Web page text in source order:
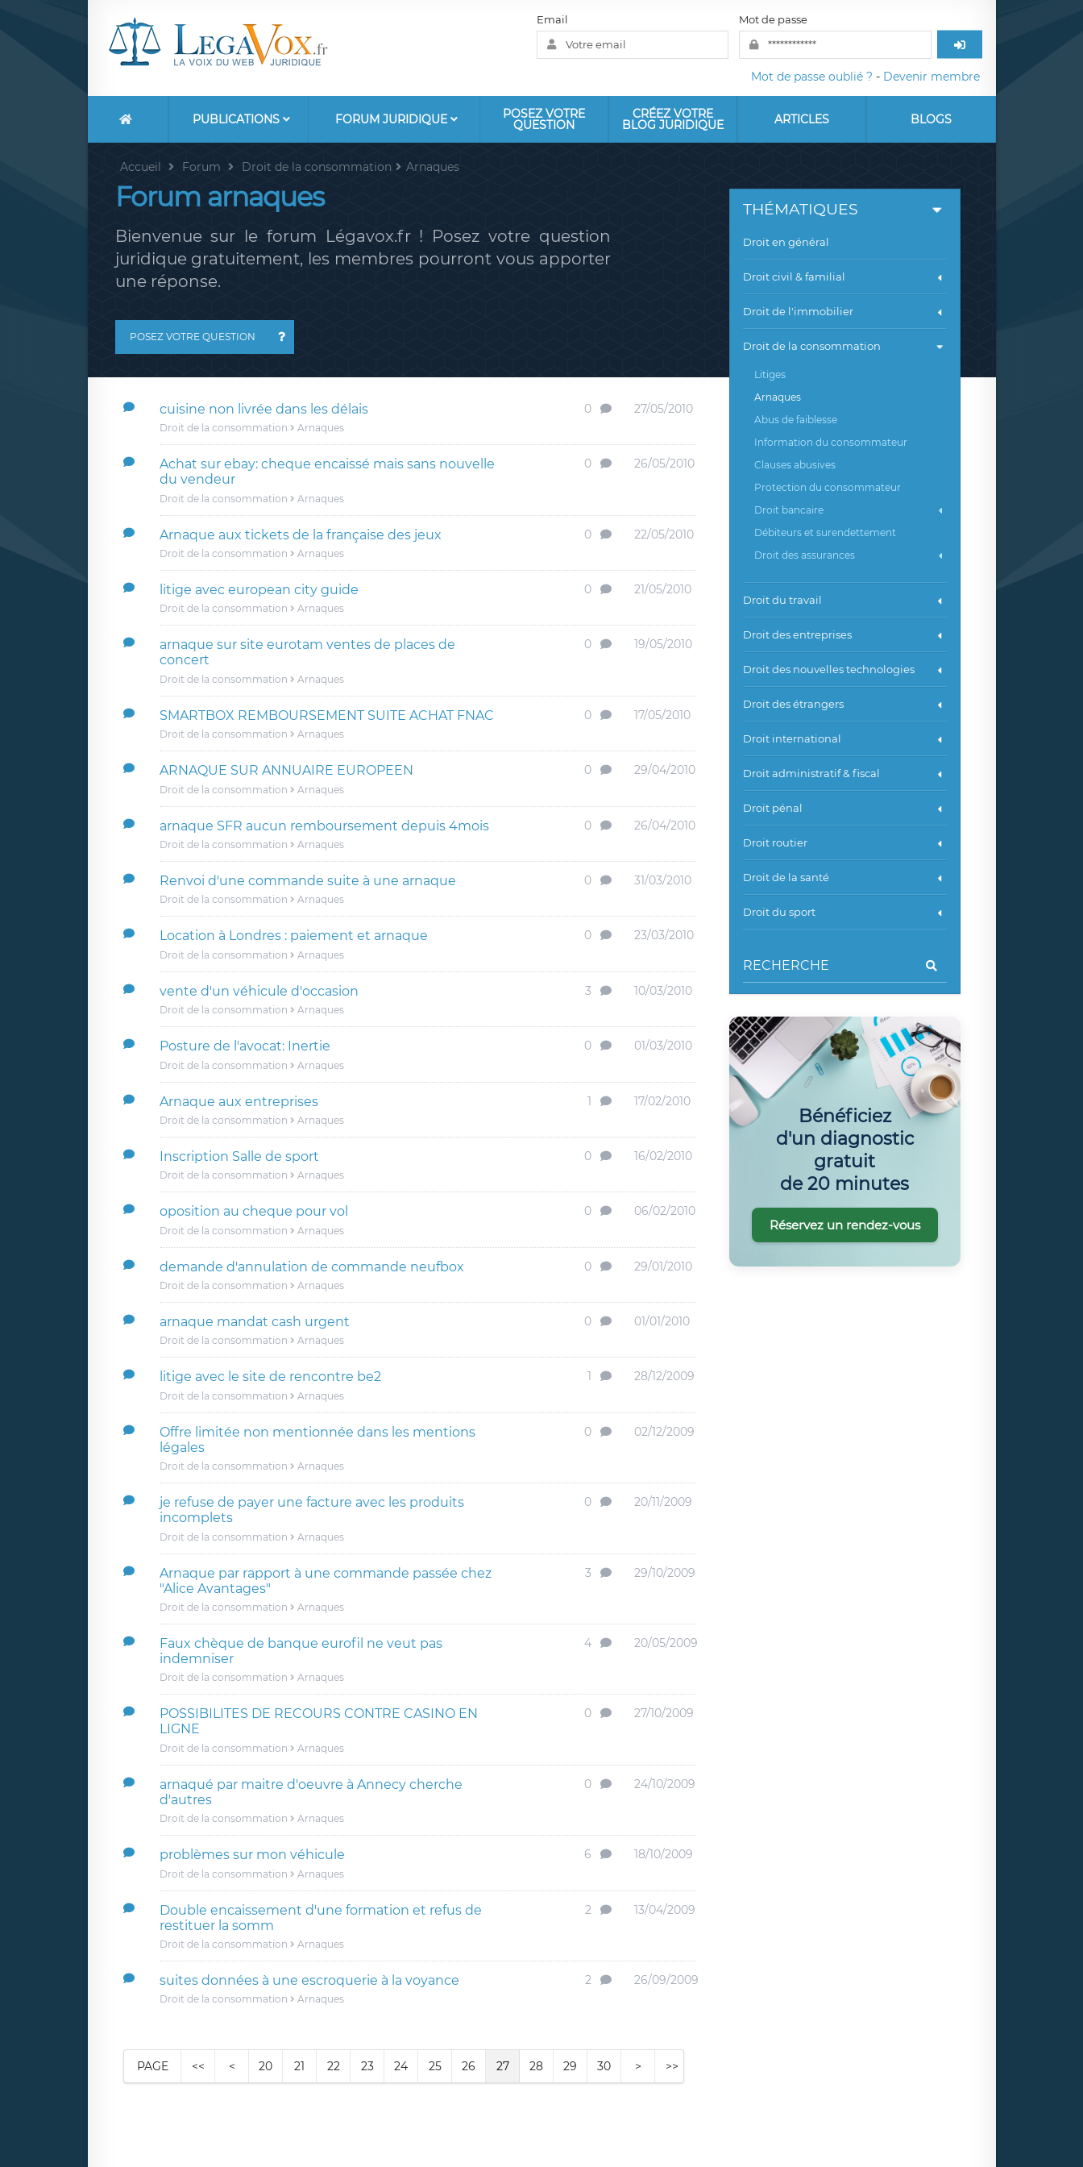
Email Mot de passe
Mot de passe oublié ? - Devenir membre
PUBLICATIONS FORUM JURIDIQUE POSEZ VOTRE
QUESTION
CRÉEZ VOTRE
BLOG JURIDIQUE ARTICLES BLOGS
Accueil Forum Droit de la consommation Arnaques
Forum arnaques
Bienvenue sur le forum Légavox.fr ! Posez votre question
juridique gratuitement, les membres pourront vous apporter
une réponse.
POSEZ VOTRE QUESTION
cuisine non livrée dans les délais
Droit de la consommation Arnaques
0 27/05/2010
Achat sur ebay: cheque encaissé mais sans nouvelle
du vendeur
Droit de la consommation Arnaques
0 26/05/2010
Arnaque aux tickets de la française des jeux
Droit de la consommation Arnaques
0 22/05/2010
litige avec european city guide
Droit de la consommation Arnaques
0 21/05/2010
arnaque sur site eurotam ventes de places de
concert
Droit de la consommation Arnaques
0 19/05/2010
SMARTBOX REMBOURSEMENT SUITE ACHAT FNAC
Droit de la consommation Arnaques
0 17/05/2010
ARNAQUE SUR ANNUAIRE EUROPEEN
Droit de la consommation Arnaques
0 29/04/2010
arnaque SFR aucun remboursement depuis 4mois
Droit de la consommation Arnaques
0 26/04/2010
Renvoi d'une commande suite à une arnaque
Droit de la consommation Arnaques
0 31/03/2010
Location à Londres : paiement et arnaque
Droit de la consommation Arnaques
0 23/03/2010
vente d'un véhicule d'occasion
Droit de la consommation Arnaques
3 10/03/2010
Posture de l'avocat: Inertie
Droit de la consommation Arnaques
0 01/03/2010
Arnaque aux entreprises
Droit de la consommation Arnaques
1 17/02/2010
Inscription Salle de sport
Droit de la consommation Arnaques
0 16/02/2010
oposition au cheque pour vol
Droit de la consommation Arnaques
0 06/02/2010
demande d'annulation de commande neufbox
Droit de la consommation Arnaques
0 29/01/2010
arnaque mandat cash urgent
Droit de la consommation Arnaques
0 01/01/2010
litige avec le site de rencontre be2
Droit de la consommation Arnaques
1 28/12/2009
Offre limitée non mentionnée dans les mentions
légales
Droit de la consommation Arnaques
0 02/12/2009
je refuse de payer une facture avec les produits
incomplets
Droit de la consommation Arnaques
0 20/11/2009
Arnaque par rapport à une commande passée chez
"Alice Avantages"
Droit de la consommation Arnaques
3 29/10/2009
Faux chèque de banque eurofil ne veut pas
indemniser
Droit de la consommation Arnaques
4 20/05/2009
POSSIBILITES DE RECOURS CONTRE CASINO EN
LIGNE
Droit de la consommation Arnaques
0 27/10/2009
arnaqué par maitre d'oeuvre à Annecy cherche
d'autres
Droit de la consommation Arnaques
0 24/10/2009
problèmes sur mon véhicule
Droit de la consommation Arnaques
6 18/10/2009
Double encaissement d'une formation et refus de
restituer la somm
Droit de la consommation Arnaques
2 13/04/2009
suites données à une escroquerie à la voyance
Droit de la consommation Arnaques
2 26/09/2009
PAGE << < 20 21 22 23 24 25 26 27 28 29 30 > >>
THÉMATIQUES
Droit en général
Droit civil & familial
Droit de l'immobilier
Droit de la consommation
Litiges
Arnaques
Abus de faiblesse
Information du consommateur
Clauses abusives
Protection du consommateur
Droit bancaire
Débiteurs et surendettement
Droit des assurances
Droit du travail
Droit des entreprises
Droit des nouvelles technologies
Droit des étrangers
Droit international
Droit administratif & fiscal
Droit pénal
Droit routier
Droit de la santé
Droit du sport
Bénéficiez
d'un diagnostic
gratuit
de 20 minutes
Réservez un rendez-vous